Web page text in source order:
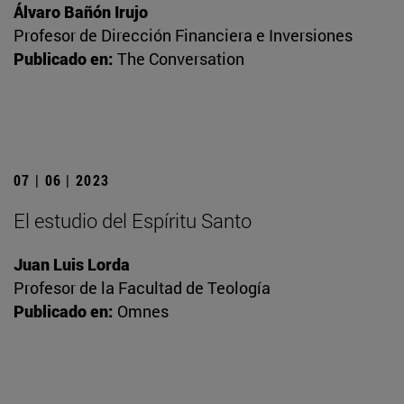
Álvaro Bañón Irujo
Profesor de Dirección Financiera e Inversiones
Publicado en: The Conversation
07 | 06 | 2023
El estudio del Espíritu Santo
Juan Luis Lorda
Profesor de la Facultad de Teología
Publicado en: Omnes